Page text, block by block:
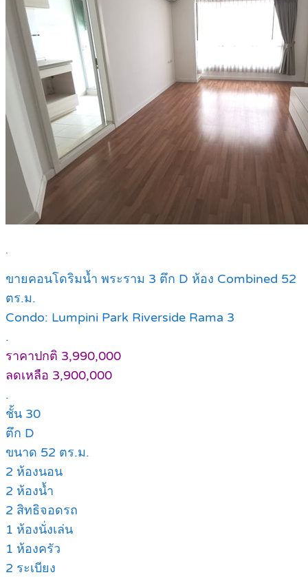
.
ขายคอนโดริมน้ำ พระราม 3 ตึก D ห้อง Combined 52
ตร.ม.
Condo: Lumpini Park Riverside Rama 3
.
ราคาปกติ 3,990,000
ลดเหลือ 3,900,000
.
ชั้น 30
ตึก D
ขนาด 52 ตร.ม.
2 ห้องนอน
2 ห้องน้ำ
2 สิทธิจอดรถ
1 ห้องนั่งเล่น
1 ห้องครัว
2 ระเบียง